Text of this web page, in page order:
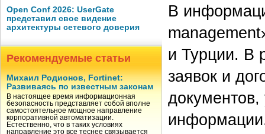
Open Conf 2026: UserGate
представил свое видение
архитектуры сетевого доверия
Рекомендуемые статьи
Михаил Родионов, Fortinet:
Развиваясь по известным законам
В настоящее время информационная
безопасность представляет собой вполне
самостоятельное мощное направление
корпоративной автоматизации.
Естественно, что в таких условиях
направление это все теснее связывается
В
и Турции. В
заявок и
документов,